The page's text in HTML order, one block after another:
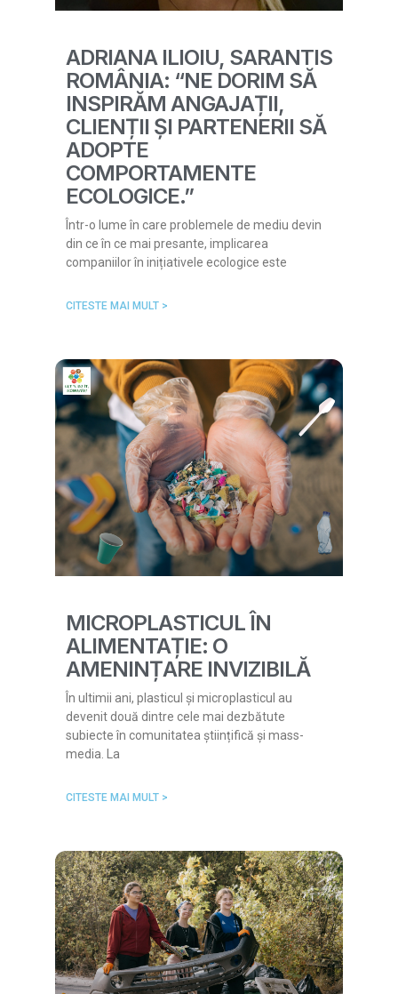
ADRIANA ILIOIU, SARANTIS
ROMÂNIA: “NE DORIM SĂ
INSPIRĂM ANGAJAȚII,
CLIENȚII ȘI PARTENERII SĂ
ADOPTE
COMPORTAMENTE
ECOLOGICE.”
Într-o lume în care problemele de mediu devin
din ce în ce mai presante, implicarea
companiilor în inițiativele ecologice este
CITESTE MAI MULT >
MICROPLASTICUL ÎN
ALIMENTAȚIE: O
AMENINȚARE INVIZIBILĂ
În ultimii ani, plasticul și microplasticul au
devenit două dintre cele mai dezbătute
subiecte în comunitatea științifică și mass-
media. La
CITESTE MAI MULT >